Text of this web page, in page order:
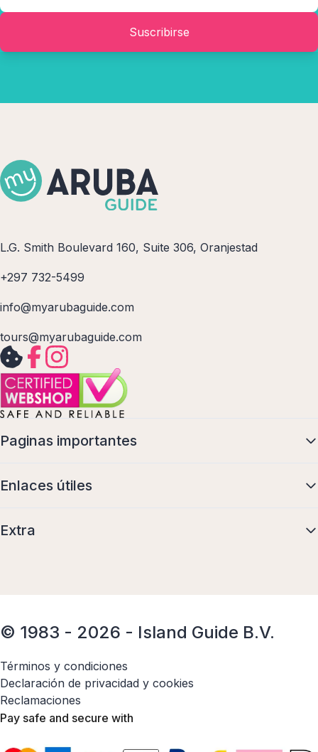
Suscribirse
L.G. Smith Boulevard 160, Suite 306, Oranjestad
+297 732-5499
info@myarubaguide.com
tours@myarubaguide.com
Paginas importantes
Enlaces útiles
Extra
© 1983 - 2026 - Island Guide B.V.
Términos y condiciones
Declaración de privacidad y cookies
Reclamaciones
Pay safe and secure with